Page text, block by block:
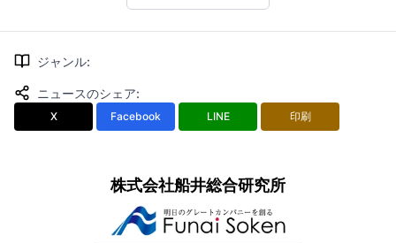
ジャンル:
ニュースのシェア:
X Facebook LINE 印刷
株式会社船井総合研究所